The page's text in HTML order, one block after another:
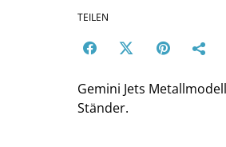
TEILEN
Gemini Jets
Ständer.